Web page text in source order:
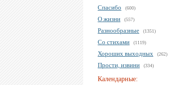
Спасибо (600)
О жизни (557)
Разнообразные (1351)
Со стихами (1119)
Хороших выходных (262)
Прости, извини (334)
Календарные: